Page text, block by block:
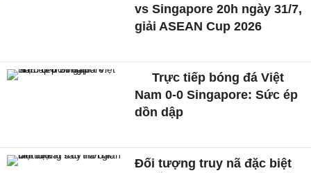
vs Singapore 20h ngày 31/7,
giải ASEAN Cup 2026
Trực tiếp bóng đá Việt
Nam 0-0 Singapore: Sức ép
dồn dập
Đối tượng truy nã đặc biệt